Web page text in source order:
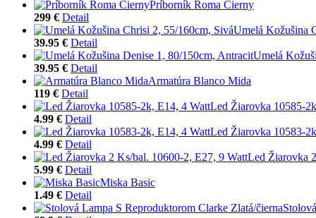
Príborník Roma Čierny
299 € Detail
Umelá Kožušina
39.95 € Detail
Umelá
39.95 € Detail
Armatúra Blanco Mida
119 € Detail
Led Žiarovka 10585-
4.99 € Detail
Led Žiarovka 10583-
4.99 € Detail
Led Žiarovka
5.99 € Detail
Miska Basic
1.49 € Detail